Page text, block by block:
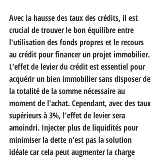
Avec la hausse des taux des crédits, il est
crucial de trouver le bon équilibre entre
l'utilisation des fonds propres et le recours
au crédit pour financer un projet immobilier.
L'effet de levier du crédit est essentiel pour
acquérir un bien immobilier sans disposer de
la totalité de la somme nécessaire au
moment de l'achat. Cependant, avec des taux
supérieurs à 3%, l'effet de levier sera
amoindri. Injecter plus de liquidités pour
minimiser la dette n'est pas la solution
idéale car cela peut augmenter la charge